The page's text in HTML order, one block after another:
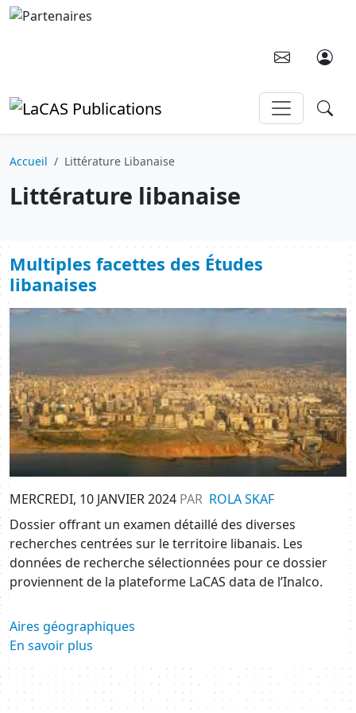
Aller au contenu principal
Accueil Littérature Libanaise
Littérature libanaise
Multiples facettes des Études
libanaises
Image
MERCREDI, 10 JANVIER 2024 PAR ROLA SKAF
Dossier offrant un examen détaillé des diverses
recherches centrées sur le territoire libanais. Les
données de recherche sélectionnées pour ce dossier
proviennent de la plateforme LaCAS data de l’Inalco.
Aires géographiques
En savoir plus